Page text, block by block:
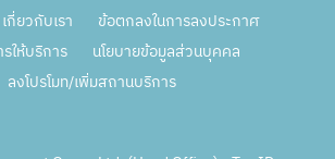
เกี่ยวกับเรา
ข้อตกลงในการลงประกาศ
รให้บริการ
นโยบายข้อมูลส่วนบุคคล
ลงโปรโมท/เพิ่มสถานบริการ